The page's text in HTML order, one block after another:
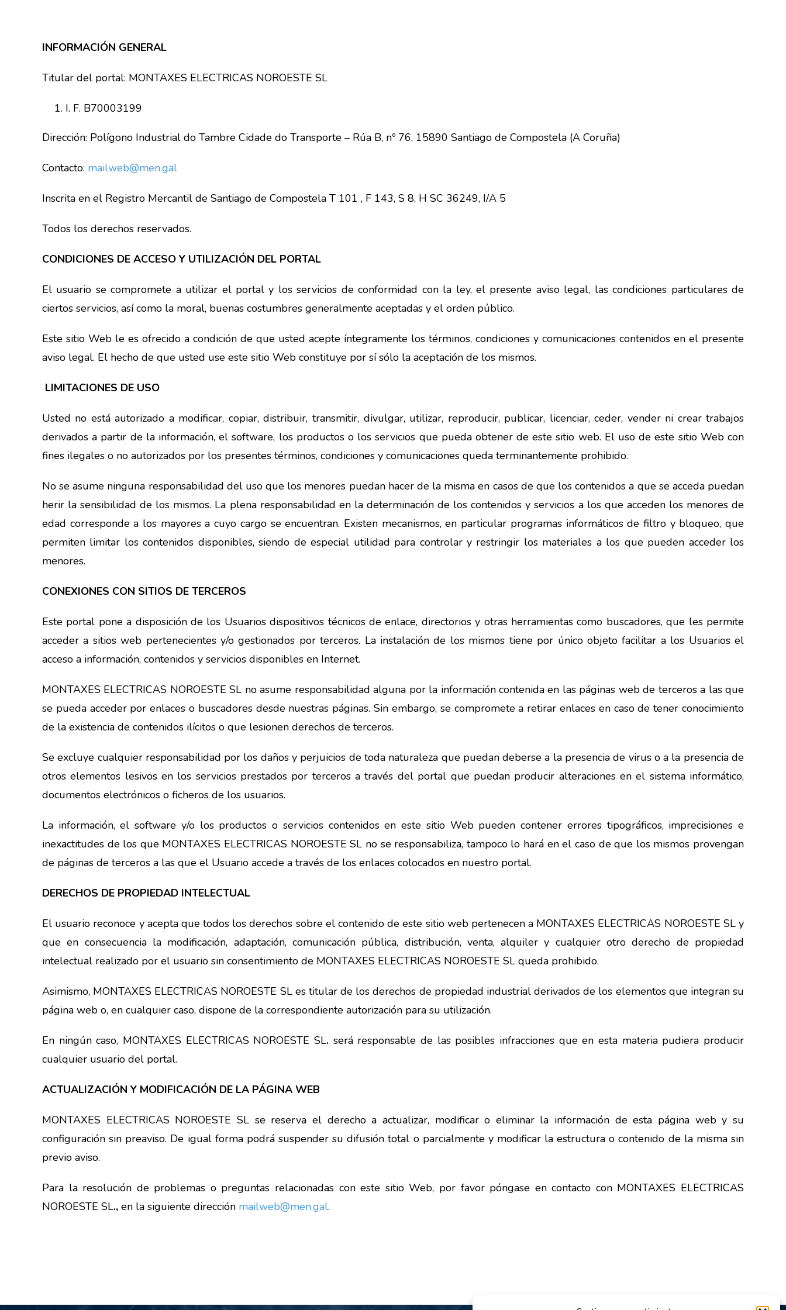
INFORMACIÓN GENERAL
Titular del portal: MONTAXES ELECTRICAS NOROESTE SL
I. F. B70003199
Dirección: Polígono Industrial do Tambre Cidade do Transporte – Rúa B, nº 76, 15890 Santiago de Compostela (A Coruña)
Contacto: mailweb@men.gal
Inscrita en el Registro Mercantil de Santiago de Compostela T 101 , F 143, S 8, H SC 36249, I/A 5
Todos los derechos reservados.
CONDICIONES DE ACCESO Y UTILIZACIÓN DEL PORTAL
El usuario se compromete a utilizar el portal y los servicios de conformidad con la ley, el presente aviso legal, las condiciones particulares de
ciertos servicios, así como la moral, buenas costumbres generalmente aceptadas y el orden público.
Este sitio Web le es ofrecido a condición de que usted acepte íntegramente los términos, condiciones y comunicaciones contenidos en el presente
aviso legal. El hecho de que usted use este sitio Web constituye por sí sólo la aceptación de los mismos.
LIMITACIONES DE USO
Usted no está autorizado a modificar, copiar, distribuir, transmitir, divulgar, utilizar, reproducir, publicar, licenciar, ceder, vender ni crear trabajos
derivados a partir de la información, el software, los productos o los servicios que pueda obtener de este sitio web. El uso de este sitio Web con
fines ilegales o no autorizados por los presentes términos, condiciones y comunicaciones queda terminantemente prohibido.
No se asume ninguna responsabilidad del uso que los menores puedan hacer de la misma en casos de que los contenidos a que se acceda puedan
herir la sensibilidad de los mismos. La plena responsabilidad en la determinación de los contenidos y servicios a los que acceden los menores de
edad corresponde a los mayores a cuyo cargo se encuentran. Existen mecanismos, en particular programas informáticos de filtro y bloqueo, que
permiten limitar los contenidos disponibles, siendo de especial utilidad para controlar y restringir los materiales a los que pueden acceder los
menores.
CONEXIONES CON SITIOS DE TERCEROS
Este portal pone a disposición de los Usuarios dispositivos técnicos de enlace, directorios y otras herramientas como buscadores, que les permite
acceder a sitios web pertenecientes y/o gestionados por terceros. La instalación de los mismos tiene por único objeto facilitar a los Usuarios el
acceso a información, contenidos y servicios disponibles en Internet.
MONTAXES ELECTRICAS NOROESTE SL no asume responsabilidad alguna por la información contenida en las páginas web de terceros a las que
se pueda acceder por enlaces o buscadores desde nuestras páginas. Sin embargo, se compromete a retirar enlaces en caso de tener conocimiento
de la existencia de contenidos ilícitos o que lesionen derechos de terceros.
Se excluye cualquier responsabilidad por los daños y perjuicios de toda naturaleza que puedan deberse a la presencia de virus o a la presencia de
otros elementos lesivos en los servicios prestados por terceros a través del portal que puedan producir alteraciones en el sistema informático,
documentos electrónicos o ficheros de los usuarios.
La información, el software y/o los productos o servicios contenidos en este sitio Web pueden contener errores tipográficos, imprecisiones e
inexactitudes de los que MONTAXES ELECTRICAS NOROESTE SL no se responsabiliza, tampoco lo hará en el caso de que los mismos provengan
de páginas de terceros a las que el Usuario accede a través de los enlaces colocados en nuestro portal.
DERECHOS DE PROPIEDAD INTELECTUAL
El usuario reconoce y acepta que todos los derechos sobre el contenido de este sitio web pertenecen a MONTAXES ELECTRICAS NOROESTE SL y
que en consecuencia la modificación, adaptación, comunicación pública, distribución, venta, alquiler y cualquier otro derecho de propiedad
intelectual realizado por el usuario sin consentimiento de MONTAXES ELECTRICAS NOROESTE SL queda prohibido.
Asimismo, MONTAXES ELECTRICAS NOROESTE SL es titular de los derechos de propiedad industrial derivados de los elementos que integran su
página web o, en cualquier caso, dispone de la correspondiente autorización para su utilización.
En ningún caso, MONTAXES ELECTRICAS NOROESTE SL. será responsable de las posibles infracciones que en esta materia pudiera producir
cualquier usuario del portal.
ACTUALIZACIÓN Y MODIFICACIÓN DE LA PÁGINA WEB
MONTAXES ELECTRICAS NOROESTE SL se reserva el derecho a actualizar, modificar o eliminar la información de esta página web y su
configuración sin preaviso. De igual forma podrá suspender su difusión total o parcialmente y modificar la estructura o contenido de la misma sin
previo aviso.
Para la resolución de problemas o preguntas relacionadas con este sitio Web, por favor póngase en contacto con MONTAXES ELECTRICAS
NOROESTE SL., en la siguiente dirección mailweb@men.gal.